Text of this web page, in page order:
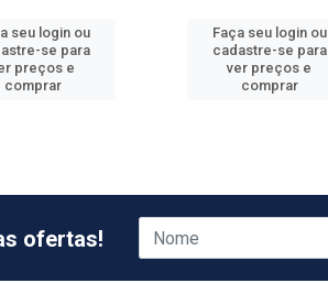
seu login ou
se para
preços e
comprar
Faça seu login ou
cadastre-se para
ver preços e
comprar
ofertas!